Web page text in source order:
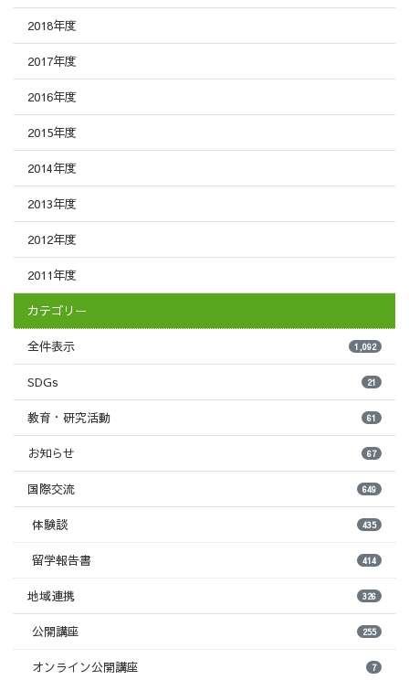
2018年度
2017年度
2016年度
2015年度
2014年度
2013年度
2012年度
2011年度
カテゴリー
全件表示 1,092
SDGs 21
教育・研究活動 61
お知らせ 67
国際交流 649
体験談 435
留学報告書 414
地域連携 326
公開講座 255
オンライン公開講座 7